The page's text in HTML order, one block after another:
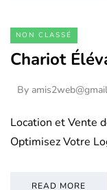
NON CLASSÉ
Chariot
By
Location et Vente
Optimisez Votre
READ MORE